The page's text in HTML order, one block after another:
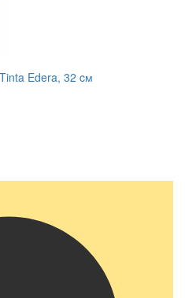
Edera, 32 cм